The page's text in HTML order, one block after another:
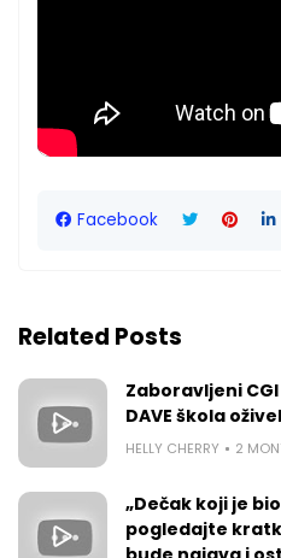
Facebook
Related Posts
Zaboravljeni
DAVE škola
HELLY CHERRY 2
„Dečak koji je
pogledajte